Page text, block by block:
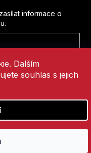
Dalším
souhlas s jejich
informace o
práva vyhrazena.